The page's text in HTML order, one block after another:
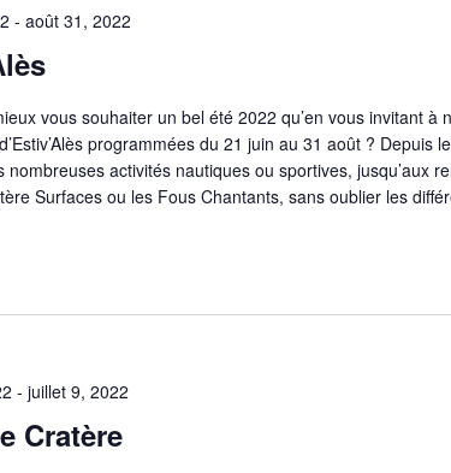
- août 31, 2022
vous souhaiter un bel été 2022 qu’en vous invitant à
programmées du 21 juin au 31 août ? Depuis
nombreuses activités nautiques ou sportives, jusqu’aux
Surfaces ou les Fous Chantants, sans oublier les
- juillet 9, 2022
Cratère